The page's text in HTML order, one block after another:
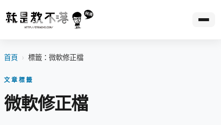
首頁 › 標籤：微軟修正檔
文章標籤
微軟修正檔